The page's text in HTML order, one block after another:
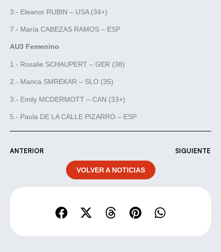
3.- Eleanor RUBIN – USA (34+)
7.- María CABEZAS RAMOS – ESP
AU3 Femenino
1.- Rosalie SCHAUPERT – GER (38)
2.- Manca SMREKAR – SLO (35)
3.- Emily MCDERMOTT – CAN (33+)
5.- Paula DE LA CALLE PIZARRO – ESP
ANTERIOR SIGUIENTE
VOLVER A NOTICIAS